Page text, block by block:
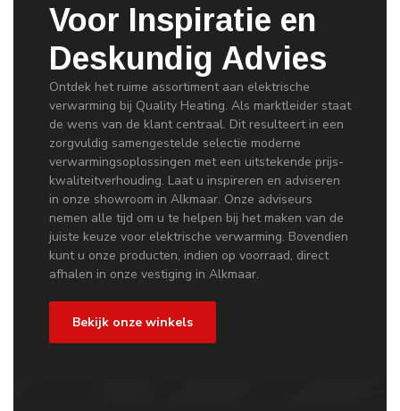
Voor Inspiratie en
Deskundig Advies
Ontdek het ruime assortiment aan elektrische
verwarming bij Quality Heating. Als marktleider staat
de wens van de klant centraal. Dit resulteert in een
zorgvuldig samengestelde selectie moderne
verwarmingsoplossingen met een uitstekende prijs-
kwaliteitverhouding. Laat u inspireren en adviseren
in onze showroom in Alkmaar. Onze adviseurs
nemen alle tijd om u te helpen bij het maken van de
juiste keuze voor elektrische verwarming. Bovendien
kunt u onze producten, indien op voorraad, direct
afhalen in onze vestiging in Alkmaar.
Bekijk onze winkels